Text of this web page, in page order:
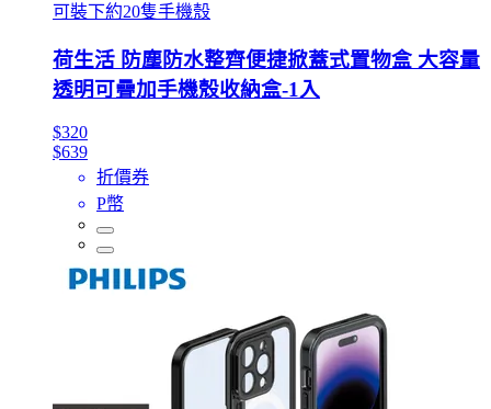
可裝下約20隻手機殼
荷生活 防塵防水整齊便捷掀蓋式置物盒 大容量
透明可疊加手機殼收納盒-1入
$320
$639
折價券
P幣